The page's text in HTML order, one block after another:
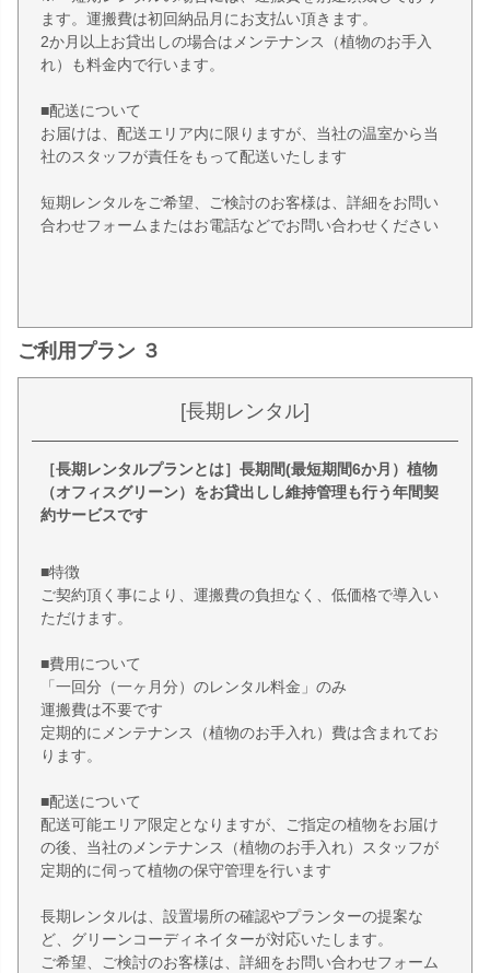
ます。運搬費は初回納品月にお支払い頂きます。
2か月以上お貸出しの場合はメンテナンス（植物のお手入
れ）も料金内で行います。
■配送について
お届けは、配送エリア内に限りますが、当社の温室から当
社のスタッフが責任をもって配送いたします
短期レンタルをご希望、ご検討のお客様は、詳細をお問い
合わせフォームまたはお電話などでお問い合わせください
ご利用プラン ３
[長期レンタル]
［長期レンタルプランとは］長期間(最短期間6か月）植物
（オフィスグリーン）をお貸出しし維持管理も行う年間契
約サービスです
■特徴
ご契約頂く事により、運搬費の負担なく、低価格で導入い
ただけます。
■費用について
「一回分（一ヶ月分）のレンタル料金」のみ
運搬費は不要です
定期的にメンテナンス（植物のお手入れ）費は含まれてお
ります。
■配送について
配送可能エリア限定となりますが、ご指定の植物をお届け
の後、当社のメンテナンス（植物のお手入れ）スタッフが
定期的に伺って植物の保守管理を行います
長期レンタルは、設置場所の確認やプランターの提案な
ど、グリーンコーディネイターが対応いたします。
ご希望、ご検討のお客様は、詳細をお問い合わせフォーム